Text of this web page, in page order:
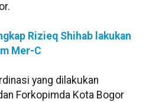
Rizieq Shihab lakukan
Mer-C
yang dilakukan
Forkopimda Kota Bogor